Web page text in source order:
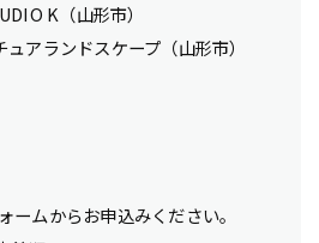
K（山形市）
アランドスケープ（山形市）
ームからお申込みください。